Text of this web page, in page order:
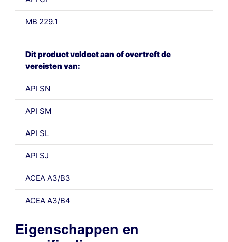
MB 229.1
Dit product voldoet aan of overtreft de
vereisten van:
API SN
API SM
API SL
API SJ
ACEA A3/B3
ACEA A3/B4
Eigenschappen en